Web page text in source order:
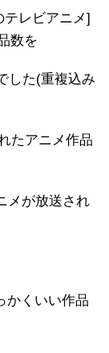
テレビアニメ]
数を
した(重複込み
たアニメ作品
メが放送され
かくいい作品